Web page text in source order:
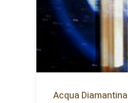
Acqua Diamantina